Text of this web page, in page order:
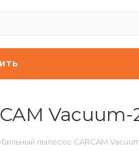
Vacuum-
пылесос CARCAM